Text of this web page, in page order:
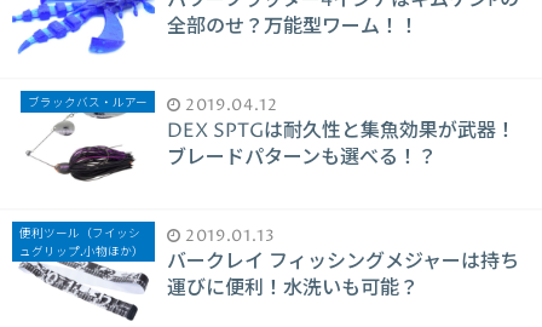
全部のせ？万能型ワーム！！
ブラックバス・ルアー 2019.04.12
DEX SPTGは耐久性と集魚効果が武器！
ブレードパターンも選べる！？
便利ツール（フイッシ
ュグリップ.小物ほか）
2019.01.13
バークレイ フィッシングメジャーは持ち
運びに便利！水洗いも可能？